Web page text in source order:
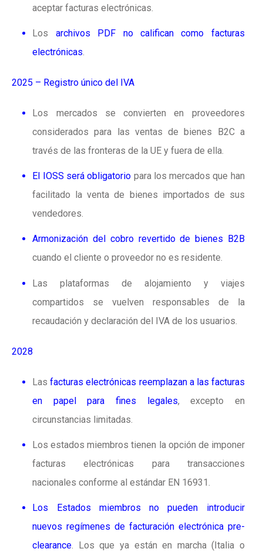
aceptar facturas electrónicas.
Los archivos PDF no califican como facturas
electrónicas.
2025 – Registro único del IVA
Los mercados se convierten en proveedores
considerados para las ventas de bienes B2C a
través de las fronteras de la UE y fuera de ella.
El IOSS será obligatorio para los mercados que han
facilitado la venta de bienes importados de sus
vendedores.
Armonización del cobro revertido de bienes B2B
cuando el cliente o proveedor no es residente.
Las plataformas de alojamiento y viajes
compartidos se vuelven responsables de la
recaudación y declaración del IVA de los usuarios.
2028
Lasfacturas electrónicas reemplazan a las facturas
en papel para fines legales, excepto en
circunstancias limitadas.
Los estados miembros tienen la opción de imponer
facturas electrónicas para transacciones
nacionales conforme al estándar EN 16931.
Los Estados miembros no pueden introducir
nuevos regímenes de facturación electrónica pre-
clearance. Los que ya están en marcha (Italia o